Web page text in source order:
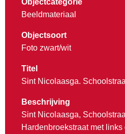
Objectcategorie
Beeldmateriaal
Objectsoort
Foto zwart/wit
Titel
Sint Nicolaasga.
Beschrijving
Sint Nicolaasga,
Hardenbroekstraat met